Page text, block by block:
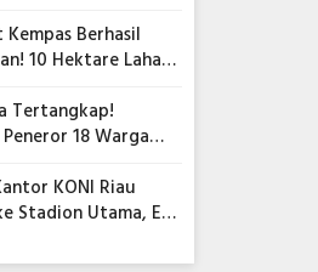
Berhasil
10 Hektare Lahan
Langsung
Tertangkap!
18 Warga
KONI Riau
Stadion Utama, Eks